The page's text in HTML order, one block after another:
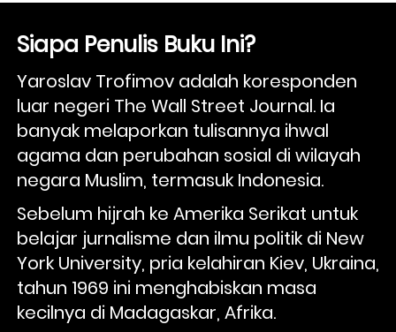
Siapa Penulis Buku Ini?
Yaroslav Trofimov adalah koresponden
luar negeri The Wall Street Journal. Ia
banyak melaporkan tulisannya ihwal
agama dan perubahan sosial di wilayah
negara Muslim, termasuk Indonesia.
Sebelum hijrah ke Amerika Serikat untuk
belajar jurnalisme dan ilmu politik di New
York University, pria kelahiran Kiev, Ukraina,
tahun 1969 ini menghabiskan masa
kecilnya di Madagaskar, Afrika.